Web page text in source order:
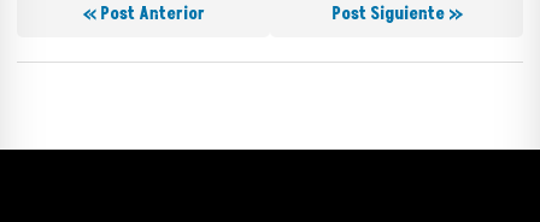
« Post Anterior Post Siguiente »